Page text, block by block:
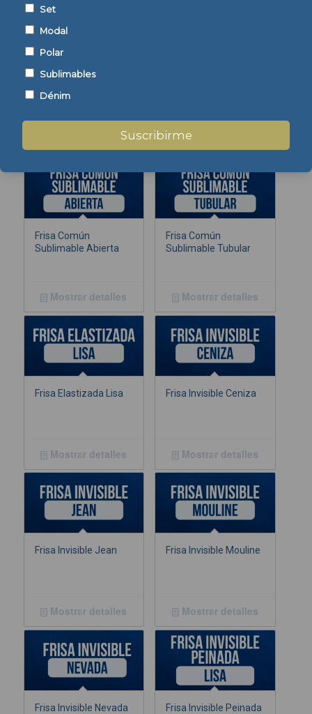
Set
Modal
Polar
Sublimables
Dénim
Suscribirme
Frisa Común
Jaspeada
Mostrar detalles Mostrar detalles
Frisa Común
Sublimable Abierta
Mostrar detalles
Frisa Común
Sublimable Tubular
Mostrar detalles
Frisa Elastizada Lisa
Mostrar detalles
Frisa Invisible Ceniza
Mostrar detalles
Frisa Invisible Jean
Mostrar detalles
Frisa Invisible Mouline
Mostrar detalles
Frisa Invisible Nevada Frisa Invisible Peinada